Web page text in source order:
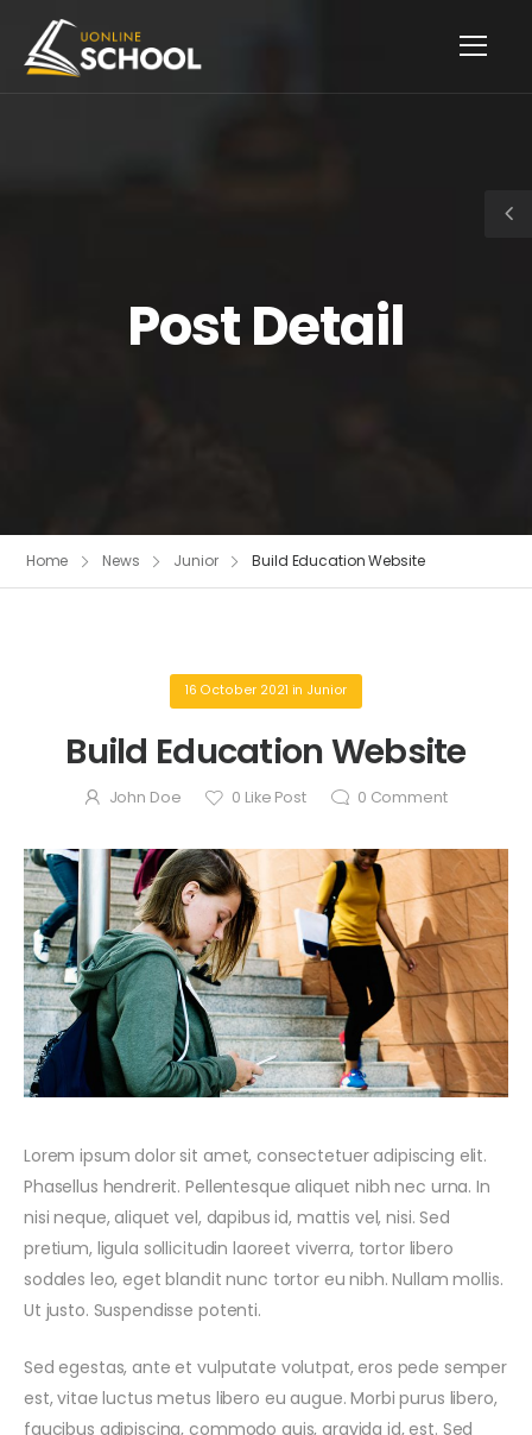
Post Detail
Home News Junior Build Education Website
16 October 2021 in Junior
Build Education Website
John Doe 0 Like Post 0 Comment
Lorem ipsum dolor sit amet, consectetuer adipiscing elit.
Phasellus hendrerit. Pellentesque aliquet nibh nec urna. In
nisi neque, aliquet vel, dapibus id, mattis vel, nisi. Sed
pretium, ligula sollicitudin laoreet viverra, tortor libero
sodales leo, eget blandit nunc tortor eu nibh. Nullam mollis.
Ut justo. Suspendisse potenti.
Sed egestas, ante et vulputate volutpat, eros pede semper
est, vitae luctus metus libero eu augue. Morbi purus libero,
faucibus adipiscing, commodo quis, gravida id, est. Sed